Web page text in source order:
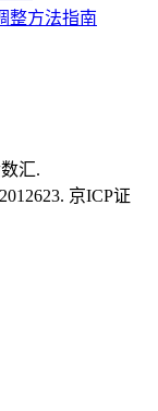
整方法指南
汇.
京ICP证